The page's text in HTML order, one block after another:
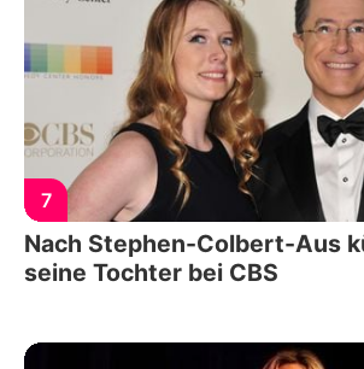
7
Nach Stephen-Colbert-Aus
seine Tochter bei CBS